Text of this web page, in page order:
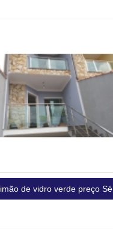
de vidro verde preço Sé